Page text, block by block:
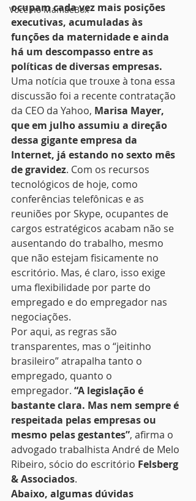
Você no MamãeBox
ocupam cada vez mais posições
executivas, acumuladas às
funções da maternidade e ainda
há um descompasso entre as
políticas de diversas empresas.
Uma notícia que trouxe à tona essa
discussão foi a recente contratação
da CEO da Yahoo, Marisa Mayer,
que em julho assumiu a direção
dessa gigante empresa da
Internet, já estando no sexto mês
de gravidez. Com os recursos
tecnológicos de hoje, como
conferências telefônicas e as
reuniões por Skype, ocupantes de
cargos estratégicos acabam não se
ausentando do trabalho, mesmo
que não estejam fisicamente no
escritório. Mas, é claro, isso exige
uma flexibilidade por parte do
empregado e do empregador nas
negociações.
Por aqui, as regras são
transparentes, mas o “jeitinho
brasileiro” atrapalha tanto o
empregado, quanto o
empregador. “A legislação é
bastante clara. Mas nem sempre é
respeitada pelas empresas ou
mesmo pelas gestantes”, afirma o
advogado trabalhista André de Melo
Ribeiro, sócio do escritório Felsberg
& Associados.
Abaixo, algumas dúvidas